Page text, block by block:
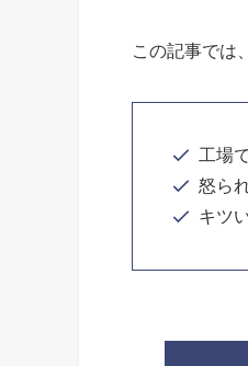
この記事では
工場
怒ら
キツ